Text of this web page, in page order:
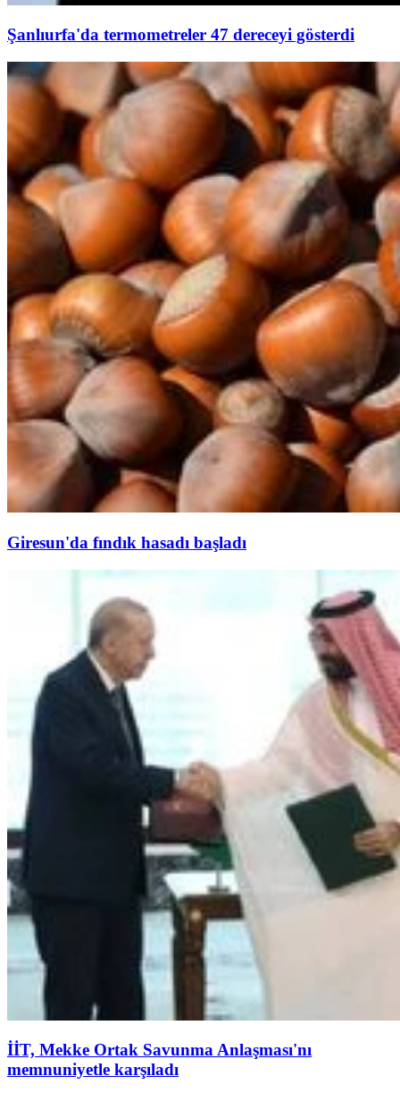
Şanlıurfa'da termometreler 47 dereceyi gösterdi
Giresun'da fındık hasadı başladı
İİT, Mekke Ortak Savunma Anlaşması'nı
memnuniyetle karşıladı